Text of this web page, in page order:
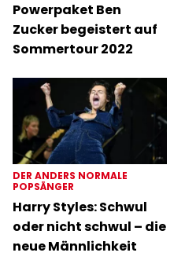
Powerpaket Ben
Zucker begeistert auf
Sommertour 2022
DER ANDERS NORMALE
POPSÄNGER
Harry Styles: Schwul
oder nicht schwul – die
neue Männlichkeit